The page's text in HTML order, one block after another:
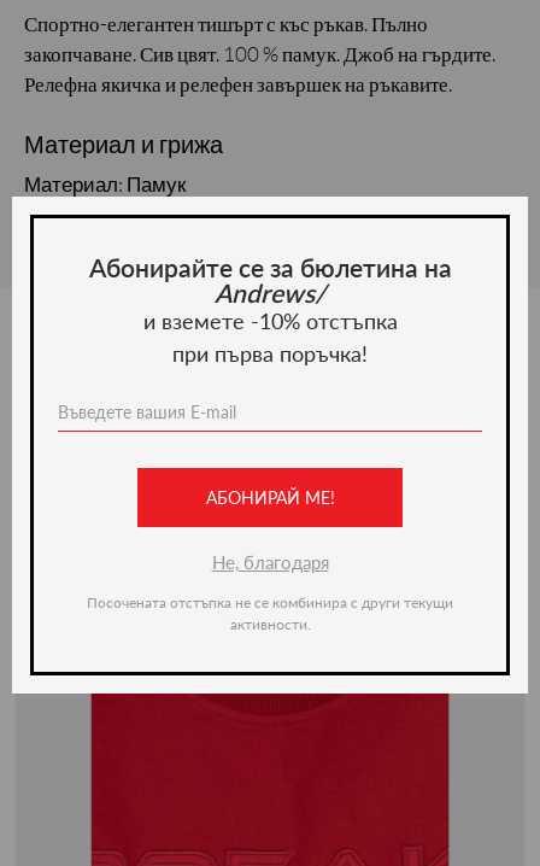
Спортно-елегантен тишърт с къс ръкав. Пълно
закопчаване. Сив цвят. 100 % памук. Джоб на гърдите.
Релефна якичка и релефен завършек на ръкавите.
Материал и грижа
Материал: Памук
Абонирайте се за бюлетина на
Andrews/
и вземете -10% отстъпка
при първа поръчка!
АБОНИРАЙ МЕ!
Не, благодаря
Посочената отстъпка не се комбинира с други текущи
активности.